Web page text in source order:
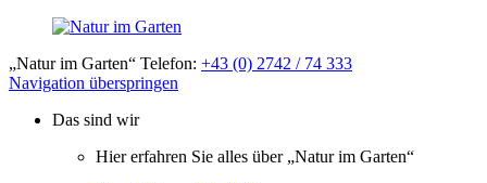
„Natur im Garten“ Telefon: +43 (0) 2742 / 74 333
Navigation überspringen
Das sind wir
Hier erfahren Sie alles über „Natur im Garten“